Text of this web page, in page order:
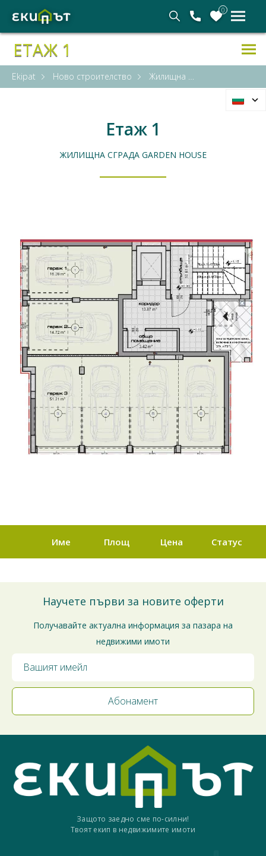
0
ЕТАЖ 1
Ekipat Ново строителство Жилищна сграда Garden House
Етаж 1
ЖИЛИЩНА СГРАДА GARDEN HOUSE
Име Площ Цена Статус
Научете първи за новите оферти
Получавайте актуална информация за пазара на
недвижими имоти
Защото заедно сме по-силни!
Твоят екип в недвижимите имоти